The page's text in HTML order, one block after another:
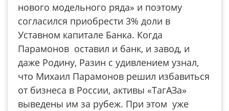
нового модельного ряда» и поэтому
согласился приобрести 3% доли в
Уставном капитале Банка. Когда
Парамонов оставил и банк, и завод, и
даже Родину, Разин с удивлением узнал,
что Михаил Парамонов решил избавиться
от бизнеса в России, активы «ТагАЗа»
выведены им за рубеж. При этом уже